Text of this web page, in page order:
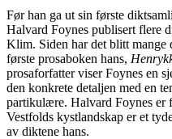
Før han ga ut sin første
Halvard Foynes publisert flere
Klim. Siden har det blitt mange
første prosaboken hans,
prosaforfatter viser Foynes en
den konkrete detaljen med en
partikulære. Halvard Foynes er
Vestfolds kystlandskap er et
av diktene hans.